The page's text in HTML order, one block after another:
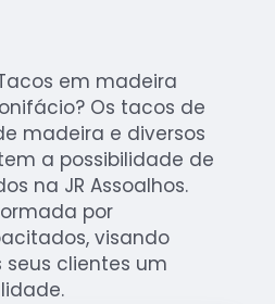
em madeira
Os tacos de
madeira e diversos
a possibilidade de
na JR Assoalhos.
por
visando
clientes um